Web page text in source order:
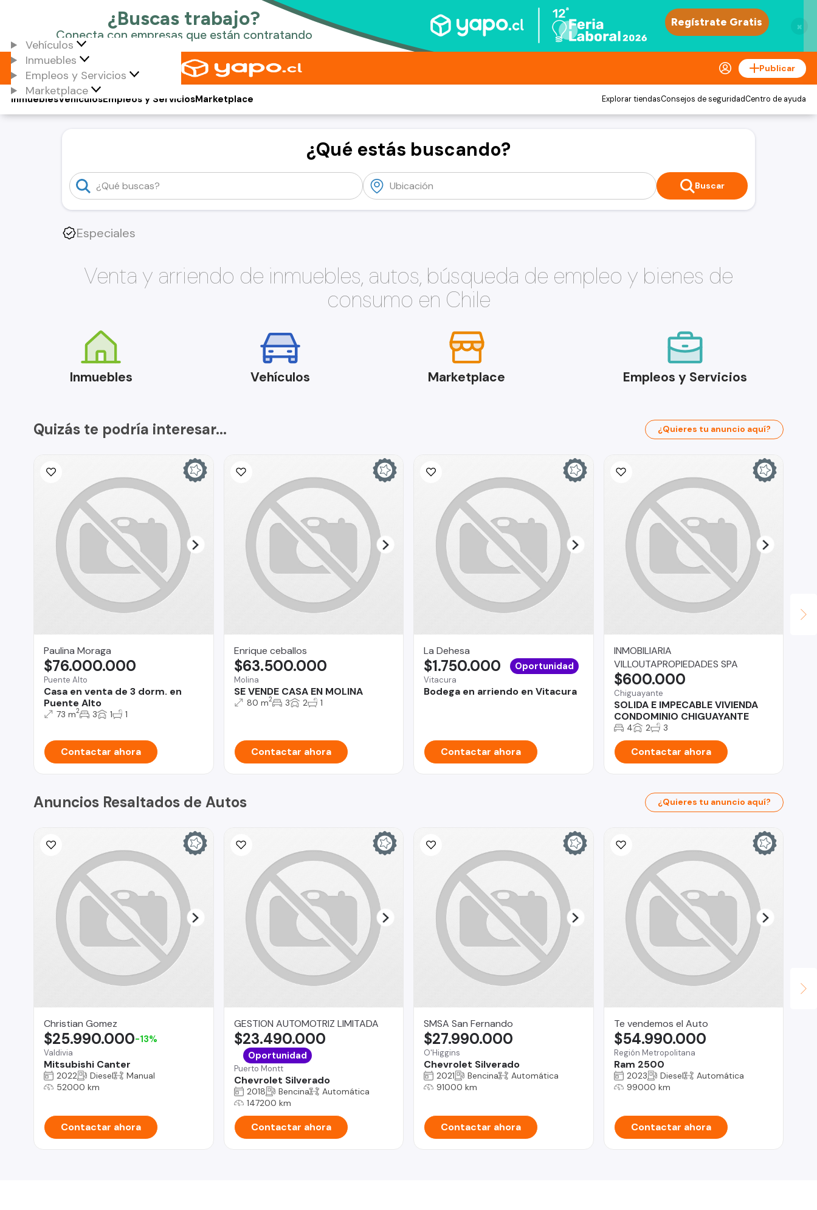
×
Vehículos
Inmuebles
Empleos y Servicios
Marketplace
Publicar
Vehículos
Inmuebles Empleos y ServiciosMarketplace Explorar tiendasConsejos de seguridadCentro de ayuda
¿Qué estás buscando?
Buscar
Especiales
Venta y arriendo de inmuebles, autos, búsqueda de empleo y bienes de
consumo en Chile
Inmuebles Vehículos Marketplace Empleos y Servicios
Quizás te podría interesar... ¿Quieres tu anuncio aquí?
Paulina Moraga
Puente Alto
Casa en venta de 3 dorm. en
Puente Alto
$76.000.000
73 m2 3 1 1
Contactar ahora
Enrique ceballos
Molina
SE VENDE CASA EN MOLINA
$63.500.000
80 m2 3 2 1
Contactar ahora
La Dehesa
Vitacura
Bodega en arriendo en Vitacura
$1.750.000 Oportunidad
Contactar ahora
INMOBILIARIA
VILLOUTAPROPIEDADES SPA
Chiguayante
SOLIDA E IMPECABLE VIVIENDA
CONDOMINIO CHIGUAYANTE
$600.000
4 2 3
Contactar ahora
Anuncios Resaltados de Autos ¿Quieres tu anuncio aquí?
Christian Gomez
Valdivia
Mitsubishi Canter
$25.990.000-13%
2022 Diesel
Manual
52000 km
Contactar ahora
GESTION AUTOMOTRIZ LIMITADA
Puerto Montt
Chevrolet Silverado
$23.490.000
Oportunidad
2018 Bencina
Automática
147200 km
Contactar ahora
SMSA San Fernando
O'Higgins
Chevrolet Silverado
$27.990.000
2021 Bencina
Automática
91000 km
Contactar ahora
Te vendemos el Auto
Región Metropolitana
Ram 2500
$54.990.000
2023 Diesel
Automática
99000 km
Contactar ahora